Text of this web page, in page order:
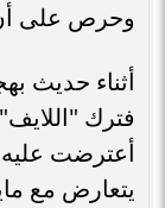
وحرص على
أثناء حديث
فترك
أعترضت عليه
يتعارض مع